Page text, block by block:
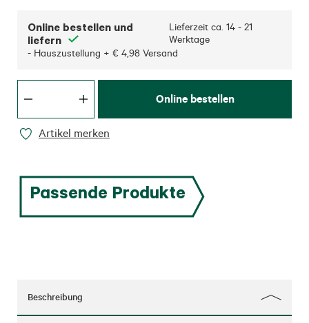
Online bestellen und
liefern
Lieferzeit ca. 14 - 21
Werktage
- Hauszustellung + € 4,98 Versand
Online bestellen
Artikel merken
Passende Produkte
Beschreibung